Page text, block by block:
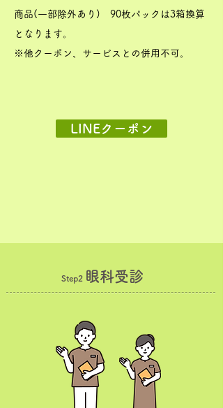
商品(一部除外あり) 90枚パックは3箱換算
となります。
※他クーポン、サービスとの併用不可。
LINEクーポン
Step2 眼科受診